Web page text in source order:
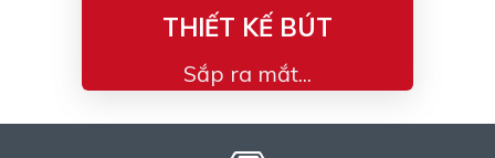
THIẾT KẾ BÚT
Sắp ra mắt...